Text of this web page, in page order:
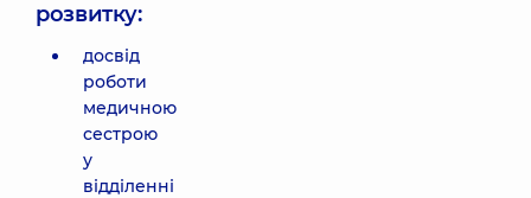
розвитку:
досвід
роботи
медичною
сестрою
у
відділенні